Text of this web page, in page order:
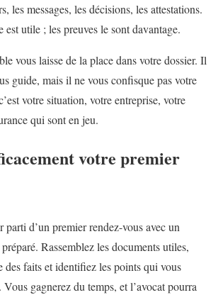
les messages, les décisions, les attestations.
utile ; les preuves le sont davantage.
vous laisse de la place dans votre dossier. Il
guide, mais il ne vous confisque pas votre
votre situation, votre entreprise, votre
qui sont en jeu.
votre premier
d’un premier rendez-vous avec un
Rassemblez les documents utiles,
des faits et identifiez les points qui vous
gagnerez du temps, et l’avocat pourra